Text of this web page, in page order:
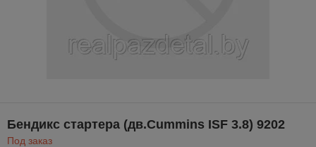
Бендикс стартера (дв.Cummins ISF 3.8) 9202
Под заказ